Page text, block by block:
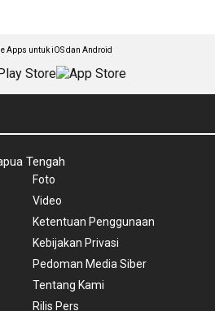
Apps untuk iOS dan Android
Tengah
Foto
Video
Ketentuan Penggunaan
Kebijakan Privasi
Pedoman Media Siber
Tentang Kami
Rilis Pers